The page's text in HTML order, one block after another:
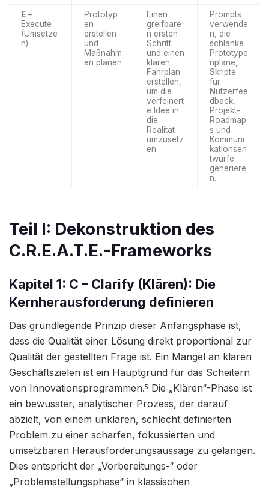
E –
Execute
(Umsetze
n)
Prototyp
en
erstellen
und
Maßnahm
en planen
Einen
greifbare
n ersten
Schritt
und einen
klaren
Fahrplan
erstellen,
um die
verfeinert
e Idee in
die
Realität
umzusetz
en.
Prompts
verwende
n, die
schlanke
Prototype
npläne,
Skripte
für
Nutzerfee
dback,
Projekt-
Roadmap
s und
Kommuni
kationsen
twürfe
generiere
n.
Teil I: Dekonstruktion des
C.R.E.A.T.E.-Frameworks
Kapitel 1: C – Clarify (Klären): Die
Kernherausforderung definieren
Das grundlegende Prinzip dieser Anfangsphase ist,
dass die Qualität einer Lösung direkt proportional zur
Qualität der gestellten Frage ist. Ein Mangel an klaren
Geschäftszielen ist ein Hauptgrund für das Scheitern
von Innovationsprogrammen.5 Die „Klären“-Phase ist
ein bewusster, analytischer Prozess, der darauf
abzielt, von einem unklaren, schlecht definierten
Problem zu einer scharfen, fokussierten und
umsetzbaren Herausforderungsaussage zu gelangen.
Dies entspricht der „Vorbereitungs-“ oder
„Problemstellungsphase“ in klassischen